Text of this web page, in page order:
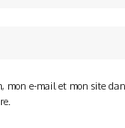
mon e-mail et mon site